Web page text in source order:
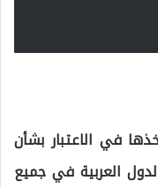
في الاعتبار بشأن
العربية في جميع